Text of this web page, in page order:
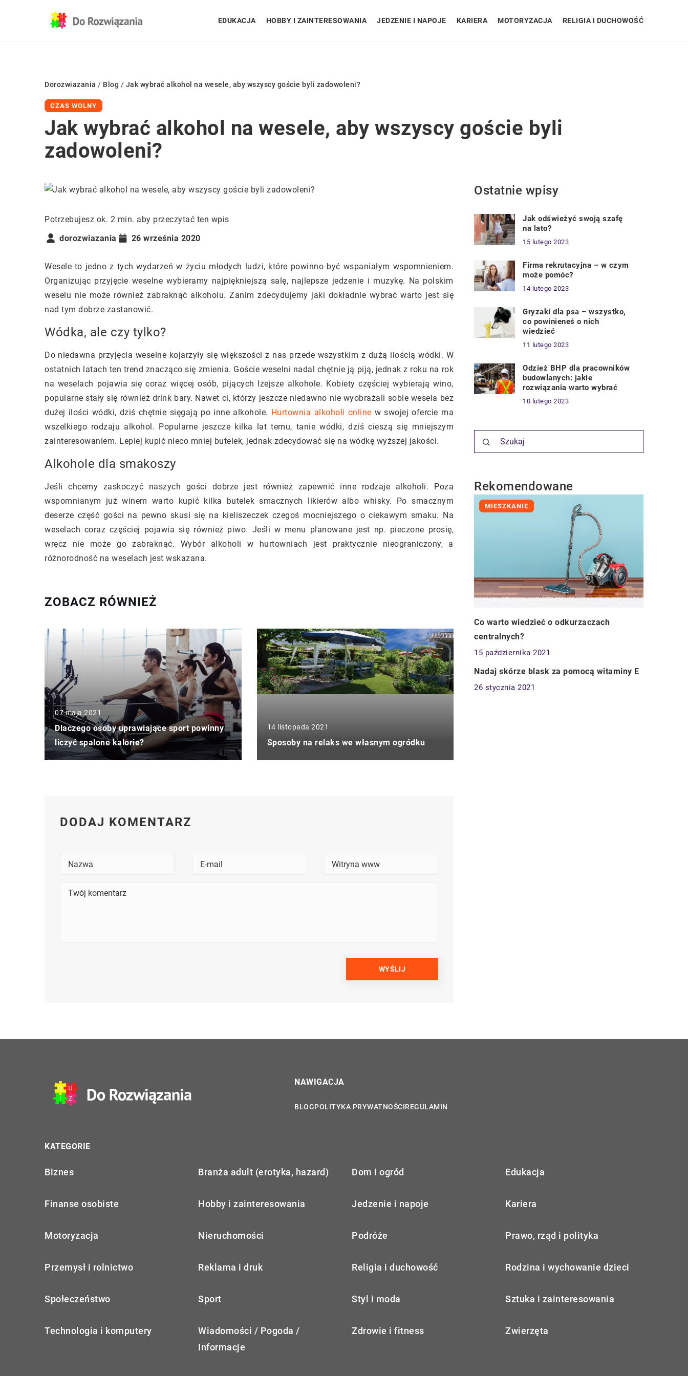
EDUKACJA HOBBY I ZAINTERESOWANIA JEDZENIE I NAPOJE KARIERA MOTORYZACJA RELIGIA I DUCHOWOŚĆ
Dorozwiazania / Blog / Jak wybrać alkohol na wesele, aby wszyscy goście byli zadowoleni?
CZAS WOLNY
Jak wybrać alkohol na wesele, aby wszyscy goście byli
zadowoleni?
Potrzebujesz ok. 2 min. aby przeczytać ten wpis
dorozwiazania
26 września 2020
Wesele to jedno z tych wydarzeń w życiu młodych ludzi, które powinno być wspaniałym wspomnieniem.
Organizując przyjęcie weselne wybieramy najpiękniejszą salę, najlepsze jedzenie i muzykę. Na polskim
weselu nie może również zabraknąć alkoholu. Zanim zdecydujemy jaki dokładnie wybrać warto jest się
nad tym dobrze zastanowić.
Wódka, ale czy tylko?
Do niedawna przyjęcia weselne kojarzyły się większości z nas przede wszystkim z dużą ilością wódki. W
ostatnich latach ten trend znacząco się zmienia. Goście weselni nadal chętnie ją piją, jednak z roku na rok
na weselach pojawia się coraz więcej osób, pijących lżejsze alkohole. Kobiety częściej wybierają wino,
popularne stały się również drink bary. Nawet ci, którzy jeszcze niedawno nie wyobrażali sobie wesela bez
dużej ilości wódki, dziś chętnie sięgają po inne alkohole. Hurtownia alkoholi online w swojej ofercie ma
wszelkiego rodzaju alkohol. Popularne jeszcze kilka lat temu, tanie wódki, dziś cieszą się mniejszym
zainteresowaniem. Lepiej kupić nieco mniej butelek, jednak zdecydować się na wódkę wyższej jakości.
Alkohole dla smakoszy
Jeśli chcemy zaskoczyć naszych gości dobrze jest również zapewnić inne rodzaje alkoholi. Poza
wspomnianym już winem warto kupić kilka butelek smacznych likierów albo whisky. Po smacznym
deserze część gości na pewno skusi się na kieliszeczek czegoś mocniejszego o ciekawym smaku. Na
weselach coraz częściej pojawia się również piwo. Jeśli w menu planowane jest np. pieczone prosię,
wręcz nie może go zabraknąć. Wybór alkoholi w hurtowniach jest praktycznie nieograniczony, a
różnorodność na weselach jest wskazana.
ZOBACZ RÓWNIEŻ
07 maja 2021
Dlaczego osoby uprawiające sport powinny
liczyć spalone kalorie?
14 listopada 2021
Sposoby na relaks we własnym ogródku
Ostatnie wpisy
Jak odświeżyć swoją szafę
na lato?
15 lutego 2023
Firma rekrutacyjna – w czym
może pomóc?
14 lutego 2023
Gryzaki dla psa – wszystko,
co powinieneś o nich
wiedzieć
11 lutego 2023
Odzież BHP dla pracowników
budowlanych: jakie
rozwiązania warto wybrać
10 lutego 2023
Rekomendowane
MIESZKANIE
Co warto wiedzieć o odkurzaczach
centralnych?
15 października 2021
ZDROWIE
Nadaj skórze blask za pomocą witaminy E
26 stycznia 2021
DODAJ KOMENTARZ
NAWIGACJA
BLOGPOLITYKA PRYWATNOŚCIREGULAMIN
KATEGORIE
Biznes Branża adult (erotyka, hazard) Dom i ogród Edukacja
Finanse osobiste Hobby i zainteresowania Jedzenie i napoje Kariera
Motoryzacja Nieruchomości Podróże Prawo, rząd i polityka
Przemysł i rolnictwo Reklama i druk Religia i duchowość Rodzina i wychowanie dzieci
Społeczeństwo Sport Styl i moda Sztuka i zainteresowania
Technologia i komputery
Wiadomości / Pogoda /
Informacje
Zdrowie i fitness Zwierzęta